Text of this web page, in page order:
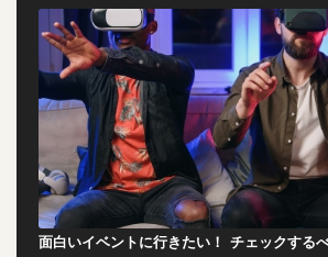
面白いイベントに行きたい！ チェックする